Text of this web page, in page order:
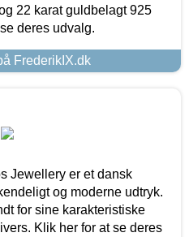
22 karat guldbelagt 925
deres udvalg.
FrederikIX.dk
Jewellery er et dansk
og moderne udtryk.
for sine karakteristiske
Klik her for at se deres